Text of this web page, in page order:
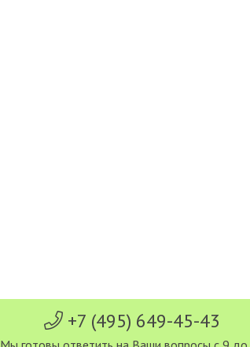
+7 (495) 649-45-43